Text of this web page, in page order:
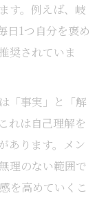
す。例えば、岐
日1つ自分を褒め
奨されていま
「事実」と「解
れは自己理解を
あります。メン
理のない範囲で
を高めていくこ